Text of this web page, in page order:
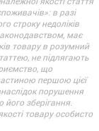
в разі
строку недоліків
має
товару в розумний
не підлягають
що
першою цієї
порушення
зберігання.
товару особисто